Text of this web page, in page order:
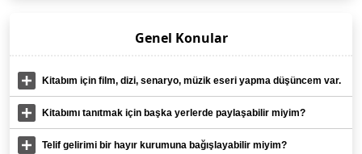
Genel Konular
Kitabım için film, dizi, senaryo, müzik eseri yapma düşüncem var.
Bu haklar size mi geçiyor?
Kitabımı tanıtmak için başka yerlerde paylaşabilir miyim?
Telif gelirimi bir hayır kurumuna bağışlayabilir miyim?